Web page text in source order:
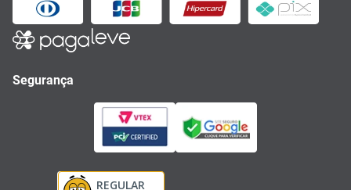
Segurança